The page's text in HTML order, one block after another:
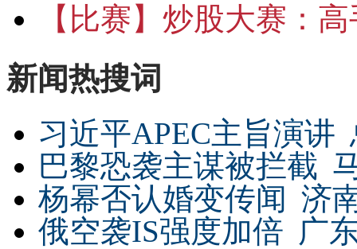
【比赛】 炒股大赛：高
新闻热搜词
习近平APEC主旨演讲
巴黎恐袭主谋被拦截
杨幂否认婚变传闻 济
俄空袭IS强度加倍 广